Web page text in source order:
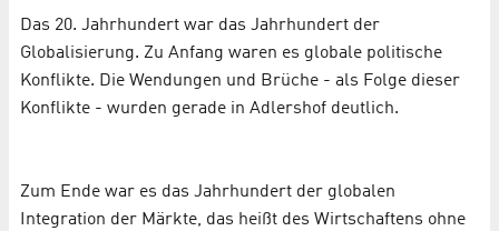
Das 20. Jahrhundert war das Jahrhundert der
Globalisierung. Zu Anfang waren es globale politische
Konflikte. Die Wendungen und Brüche - als Folge dieser
Konflikte - wurden ge­rade in Adlershof deutlich.
Zum Ende war es das Jahrhundert der globalen
Integration der Märkte, das heißt des Wirt­schaftens ohne